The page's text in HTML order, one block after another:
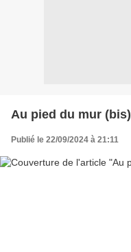
Au pied du mur (bis)
Publié le 22/09/2024 à 21:11